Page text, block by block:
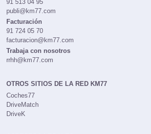
91 513 04 95
publi@km77.com
Facturación
91 724 05 70
facturacion@km77.com
Trabaja con nosotros
rrhh@km77.com
OTROS SITIOS DE LA RED KM77
Coches77
DriveMatch
DriveK